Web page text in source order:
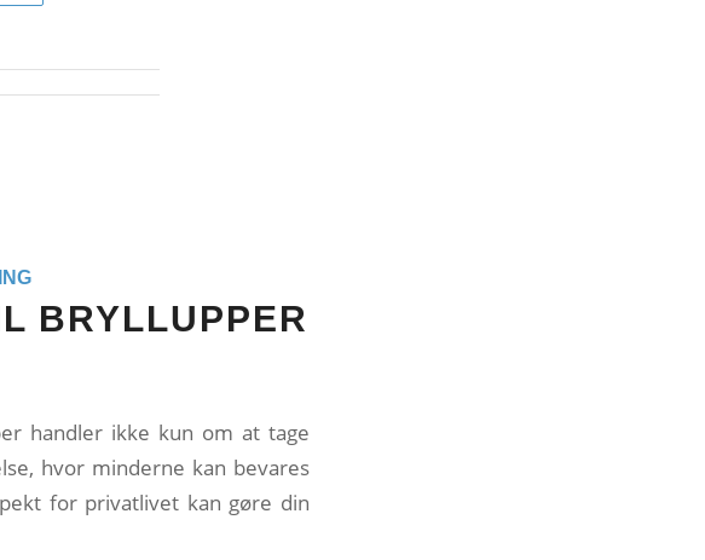
BRYLLUPPER
handler ikke kun om at tage
hvor minderne kan bevares
for privatlivet kan gøre din